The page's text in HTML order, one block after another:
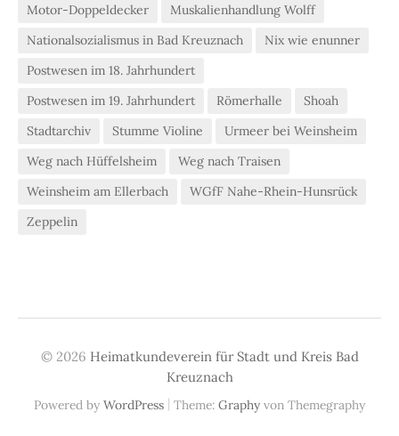
Motor-Doppeldecker
Muskalienhandlung Wolff
Nationalsozialismus in Bad Kreuznach
Nix wie enunner
Postwesen im 18. Jahrhundert
Postwesen im 19. Jahrhundert
Römerhalle
Shoah
Stadtarchiv
Stumme Violine
Urmeer bei Weinsheim
Weg nach Hüffelsheim
Weg nach Traisen
Weinsheim am Ellerbach
WGfF Nahe-Rhein-Hunsrück
Zeppelin
© 2026 Heimatkundeverein für Stadt und Kreis Bad
Kreuznach
Powered by WordPress | Theme: Graphy von Themegraphy